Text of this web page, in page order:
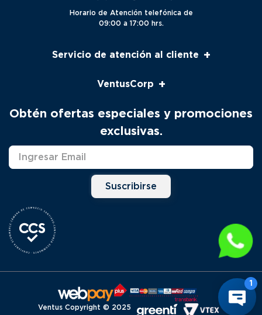
Horario de Atención telefónica de
09:00 a 17:00 hrs.
Servicio de atención al cliente +
Seguimiento
Contacto
Solicitud Servicio Técnico
VentusCorp +
Productos
Marcas
Distribuidores
Obtén ofertas especiales y promociones
exclusivas.
Suscribirse
Ventus Copyright © 2025